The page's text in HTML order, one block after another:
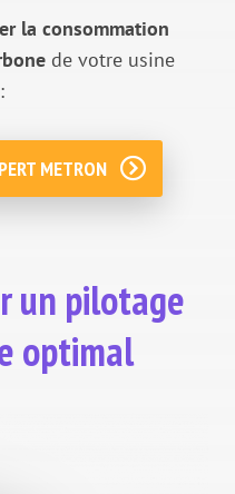
la consommation
de votre usine
METRON
un pilotage
optimal